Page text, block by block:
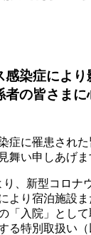
感染症によ
者の皆さま
症に罹患され
舞い申しあげま
り、新型コロナ
より宿泊施設
「入院」とし
る特別取扱い